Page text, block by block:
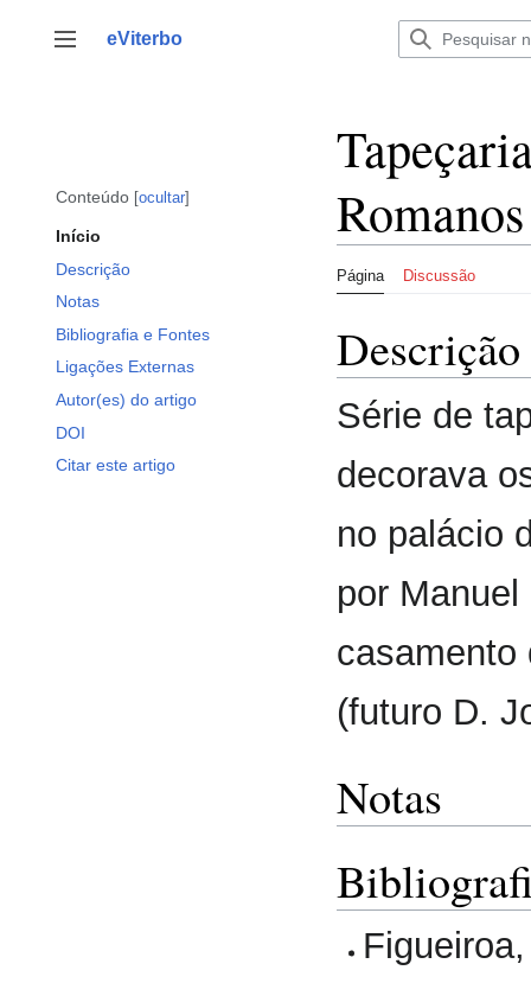
para
Alternar barra lateral
eViterbo
Conteúdo ocultar
Início
Descrição
Notas
Bibliografia e Fontes
Ligações Externas
Autor(es) do artigo
DOI
Citar este artigo
Romanos
Página Discussão
Descrição
Série de
decorava
no palácio
por
casamento
(futuro D.
Notas